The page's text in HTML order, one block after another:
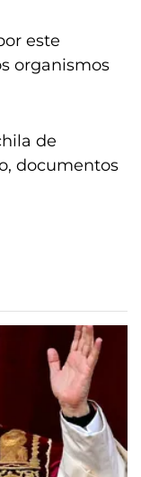
este
organismos
de
documentos